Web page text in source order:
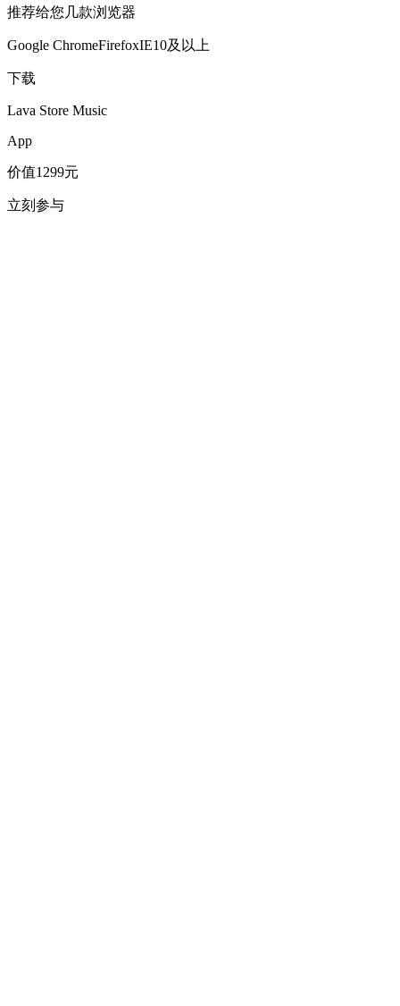
推荐给您几款浏览器
Google ChromeFirefoxIE10及以上
下载
Lava Store Music
App
价值1299元
立刻参与